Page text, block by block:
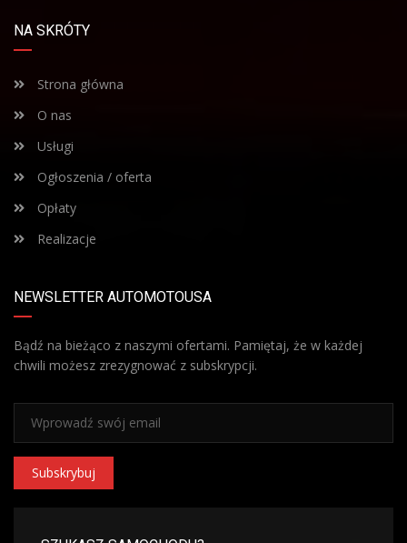
NA SKRÓTY
Strona główna
O nas
Usługi
Ogłoszenia / oferta
Opłaty
Realizacje
NEWSLETTER AUTOMOTOUSA
Bądź na bieżąco z naszymi ofertami. Pamiętaj, że w każdej
chwili możesz zrezygnować z subskrypcji.
Subskrybuj